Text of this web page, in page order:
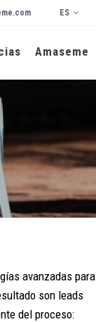
ES
Amaseme
avanzadas para
son leads
del proceso: